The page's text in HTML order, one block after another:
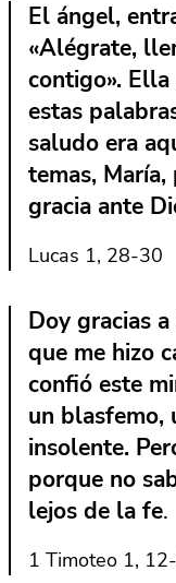
El ángel,
«Alégrate,
contigo».
estas
saludo era
temas,
gracia ante
Lucas 1, 28-30
Doy gracias
que me hizo
confió este
un blasfemo,
insolente.
porque no
lejos de la fe.
1 Timoteo 1,